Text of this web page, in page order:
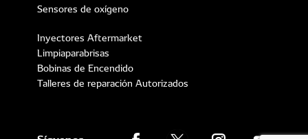
Sensores de oxígeno
Inyectores Aftermarket
Limpiaparabrisas
Bobinas de Encendido
Talleres de reparación Autorizados